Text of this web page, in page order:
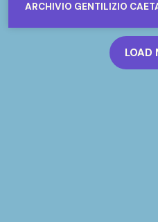
ARCHIVIO GENTILIZIO
LOAD